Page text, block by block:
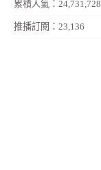
累積人氣：24,731,728
推播訂閱：23,136